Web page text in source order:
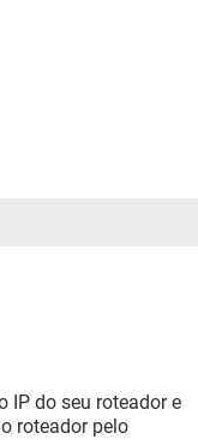
IP do seu roteador e
roteador pelo